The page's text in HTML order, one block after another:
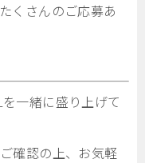
くさんのご応募あ
一緒に盛り上げて
確認の上、お気軽